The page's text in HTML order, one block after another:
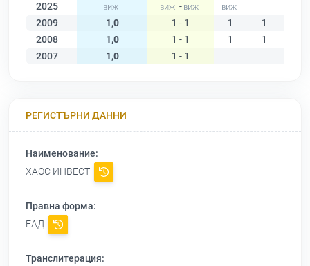
2025
-
2009
1,0 1 - 1 1 1
2008
1,0 1 - 1 1 1
2007
1,0 1 - 1
РЕГИСТЪРНИ ДАННИ
Наименование:
ХАОС ИНВЕСТ
Правна форма:
ЕАД
Транслитерация: